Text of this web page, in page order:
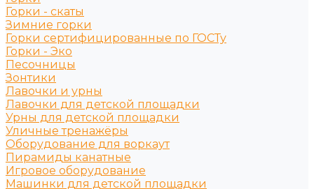
Горки - скаты
Зимние горки
Горки сертифицированные по ГОСТу
Горки - Эко
Песочницы
Зонтики
Лавочки и урны
Лавочки для детской площадки
Урны для детской площадки
Уличные тренажёры
Оборудование для воркаут
Пирамиды канатные
Игровое оборудование
Машинки для детской площадки